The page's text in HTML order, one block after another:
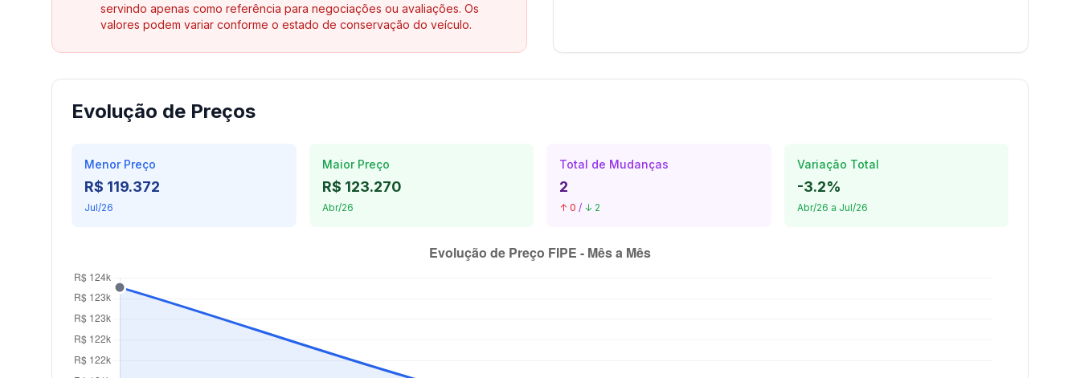
servindo apenas como referência para negociações ou avaliações. Os
valores podem variar conforme o estado de conservação do veículo.
Evolução de Preços
Menor Preço
R$ 119.372
Jul/26
Maior Preço
R$ 123.270
Abr/26
Total de Mudanças
2
↑ 0 / ↓ 2
Variação Total
-3.2%
Abr/26 a Jul/26